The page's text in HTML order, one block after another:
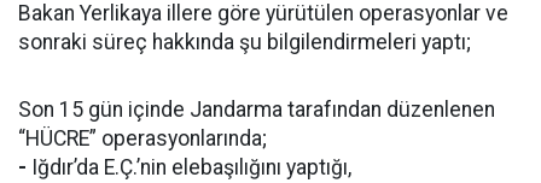
Bakan Yerlikaya illere göre yürütülen operasyonlar ve
sonraki süreç hakkında şu bilgilendirmeleri yaptı;
Son 15 gün içinde Jandarma tarafından düzenlenen
“HÜCRE” operasyonlarında;
- Iğdır’da E.Ç.’nin elebaşılığını yaptığı,